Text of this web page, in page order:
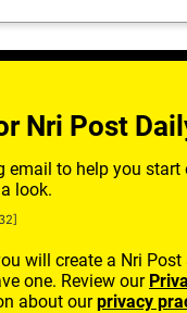
Nri Post
email to help you start
look.
will create a Nri
one. Review our
about ourprivacy